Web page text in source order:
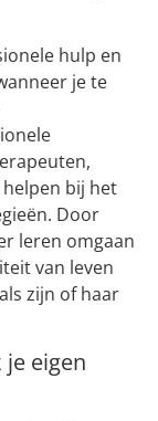
hulp en
je te
bij het
Door
leren omgaan
van leven
zijn of haar
eigen